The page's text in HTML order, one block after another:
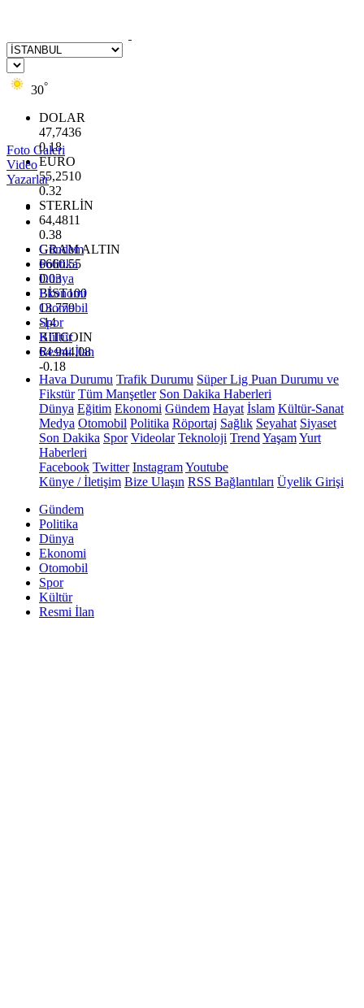
30°
DOLAR
47,7436
0.18
EURO
55,2510
0.32
STERLİN
64,4811
0.38
GRAM ALTIN
6660.55
0.03
BİST100
13.779
-14
BITCOIN
64.944,08
-0.18
Foto Galeri
Video
Yazarlar
Gündem
Politika
Dünya
Ekonomi
Otomobil
Spor
Kültür
Resmi İlan
Hava Durumu Trafik Durumu Süper Lig Puan Durumu ve
Fikstür Tüm Manşetler Son Dakika Haberleri
Dünya Eğitim Ekonomi Gündem Hayat İslam Kültür-Sanat
Medya Otomobil Politika Röportaj Sağlık Seyahat Siyaset
Son Dakika Spor Videolar Teknoloji Trend YaşamYurt
Haberleri
Facebook Twitter InstagramYoutube
Künye / İletişim Bize Ulaşın RSS Bağlantıları Üyelik Girişi
Gündem
Politika
Dünya
Ekonomi
Otomobil
Spor
Kültür
Resmi İlan